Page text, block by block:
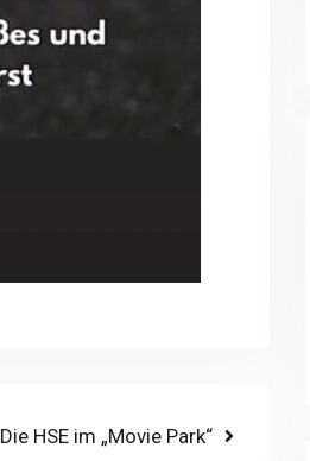
Next
Die HSE im „Movie Park“